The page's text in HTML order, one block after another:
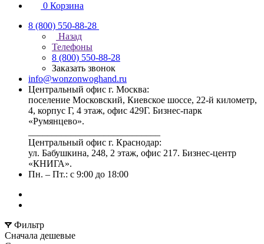
0 Корзина
8 (800) 550-88-28
Назад
Телефоны
8 (800) 550-88-28
Заказать звонок
info@wonzonwoghand.ru
Центральный офис г. Москва:
поселение Московский, Киевское шоссе, 22-й километр,
4, корпус Г, 4 этаж, офис 429Г. Бизнес-парк
«Румянцево».
Центральный офис г. Краснодар:
ул. Бабушкина, 248, 2 этаж, офис 217. Бизнес-центр
«КНИГА».
Пн. – Пт.: с 9:00 до 18:00
Фильтр
Сначала дешевые